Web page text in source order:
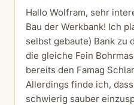
Hallo Wolfram, sehr
Bau der Werkbank! Ich
selbst gebaute) Bank zu
die gleiche Fein
bereits den Famag
Allerdings finde ich,
schwierig sauber